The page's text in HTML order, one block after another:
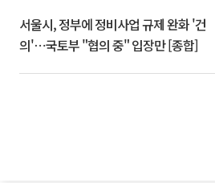
서울시, 정부에 정비사업 규제 완화 '건
의'⋯국토부 "협의 중" 입장만 [종합]